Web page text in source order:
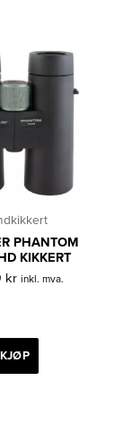
PHANTOM
KIKKERT
kr inkl. mva.
KJØP